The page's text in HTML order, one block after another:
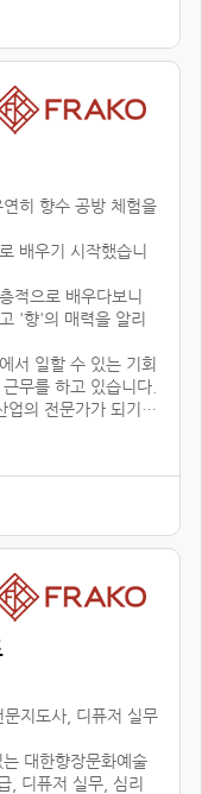
있습니다.여러분 마
대한향장문화예술
히 향수 공방 체험을
배우기 시작했습니
적으로 배우다보니
'향'의 매력을 알리
서 일할 수 있는 기회
무를 하고 있습니다.
업의 전문가가 되기
지도사, 디퓨저 실무
대한향장문화예술
, 디퓨저 실무, 심리